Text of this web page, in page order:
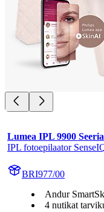
Lumea IPL 9900 Seeria
IPL fotoepilaator
BRI977/00
Andur
4 nutikat